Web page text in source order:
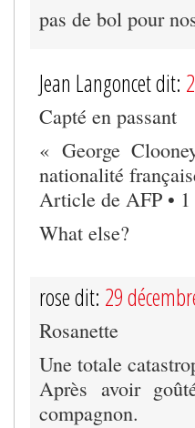
pas de bol pour
Jean Langoncet dit:
Capté en passant
« George
nationalité
Article de AFP •
What else?
rose dit: 29
Rosanette
Une totale
Après avoir
compagnon.